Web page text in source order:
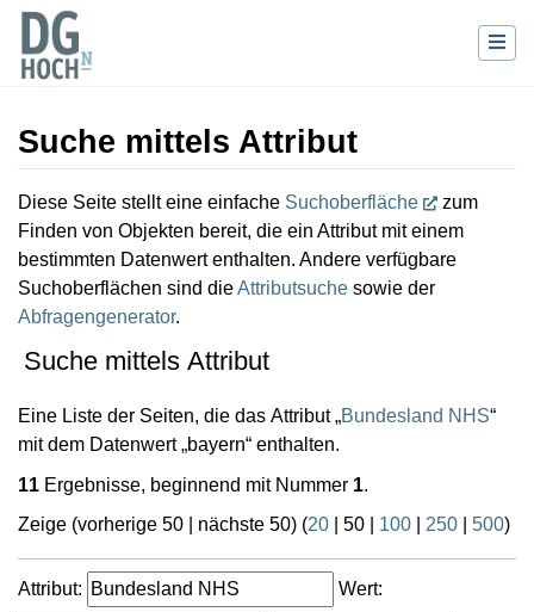
Suche mittels Attribut
Wechseln zu:Navigation,Suche
Diese Seite stellt eine einfache Suchoberfläche
zum
Finden von Objekten bereit, die ein Attribut mit einem
bestimmten Datenwert enthalten. Andere verfügbare
Suchoberflächen sind dieAttributsuche sowie der
Abfragengenerator.
Suche mittels Attribut
Eine Liste der Seiten, die das Attribut „Bundesland NHS“
mit dem Datenwert „bayern“ enthalten.
11 Ergebnisse, beginnend mit Nummer 1.
Zeige (vorherige 50 nächste 50) (20 50 100 250 500)
Attribut: Wert: